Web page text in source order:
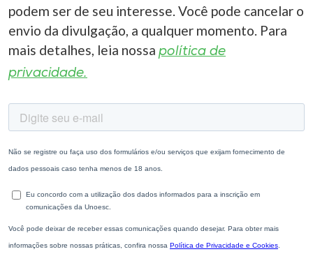
podem ser de seu interesse. Você pode cancelar o
envio da divulgação, a qualquer momento. Para
mais detalhes, leia nossa política de
privacidade.